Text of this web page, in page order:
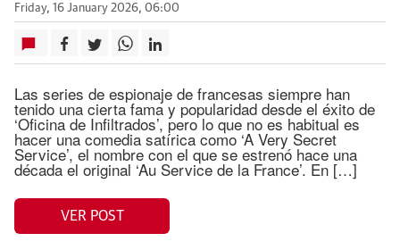
Friday, 16 January 2026, 06:00
Las series de espionaje de francesas siempre han
tenido una cierta fama y popularidad desde el éxito de
‘Oficina de Infiltrados’, pero lo que no es habitual es
hacer una comedia satírica como ‘A Very Secret
Service’, el nombre con el que se estrenó hace una
década el original ‘Au Service de la France’. En […]
VER POST